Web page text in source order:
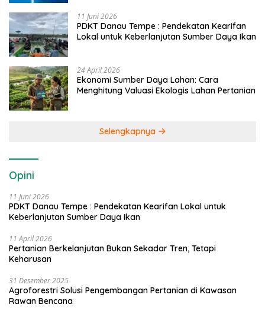
11 Juni 2026
PDKT Danau Tempe : Pendekatan Kearifan
Lokal untuk Keberlanjutan Sumber Daya Ikan
24 April 2026
Ekonomi Sumber Daya Lahan: Cara
Menghitung Valuasi Ekologis Lahan Pertanian
Selengkapnya
Opini
11 Juni 2026
PDKT Danau Tempe : Pendekatan Kearifan Lokal untuk
Keberlanjutan Sumber Daya Ikan
11 April 2026
Pertanian Berkelanjutan Bukan Sekadar Tren, Tetapi
Keharusan
31 Desember 2025
Agroforestri Solusi Pengembangan Pertanian di Kawasan
Rawan Bencana